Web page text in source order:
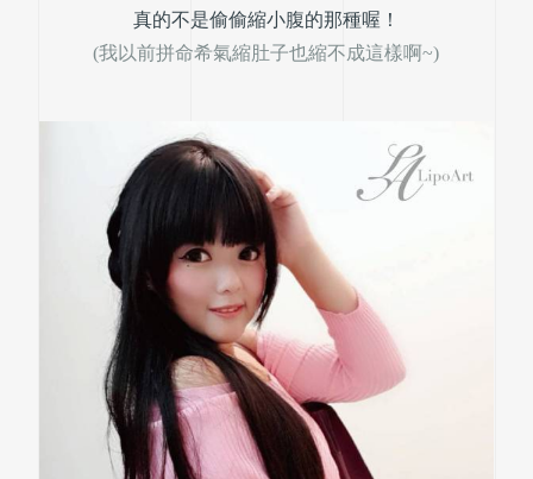
真的不是偷偷縮小腹的那種喔！
(我以前拼命希氣縮肚子也縮不成這樣啊~)